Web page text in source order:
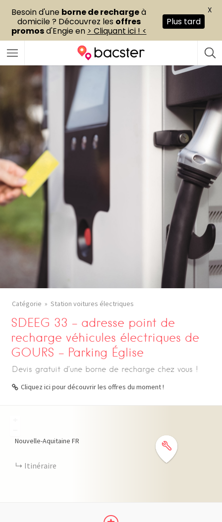
Catégorie Station voitures électriques
SDEEG 33 – adresse point de
recharge véhicules électriques de
GOURS – Parking Église
Devis gratuit d’une borne de recharge chez vous !
Cliquez ici pour découvrir les offres du moment !
Nouvelle-Aquitaine FR
Itinéraire
Besoin d'une borne de rechargeà
domicile ? Découvrez les offres
promosd'Engie en > Cliquant ici ! <
Plus tard
X